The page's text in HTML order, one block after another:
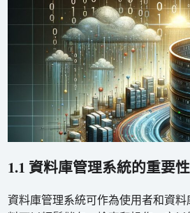
1.1 資料庫管理系統的重要性
資料庫管理系統可作為使用者和資